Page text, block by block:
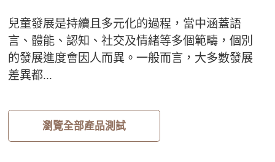
兒童發展是持續且多元化的過程，當中涵蓋語
言、體能、認知、社交及情緒等多個範疇，個別
的發展進度會因人而異。一般而言，大多數發展
差異都...
瀏覽全部產品測試